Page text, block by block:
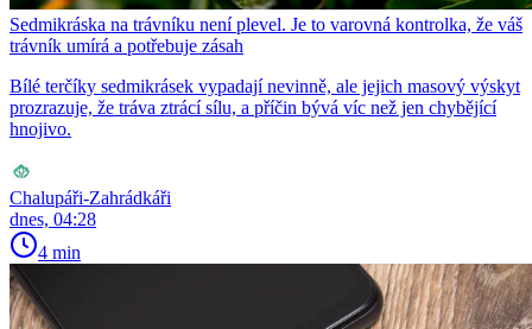
Sedmikráska na trávníku není plevel. Je to varovná kontrolka, že váš
trávník umírá a potřebuje zásah
Bílé terčíky sedmikrásek vypadají nevinně, ale jejich masový výskyt
prozrazuje, že tráva ztrácí sílu, a příčin bývá víc než jen chybějící
hnojivo.
Chalupáři-Zahrádkáři
dnes, 04:28
4 min